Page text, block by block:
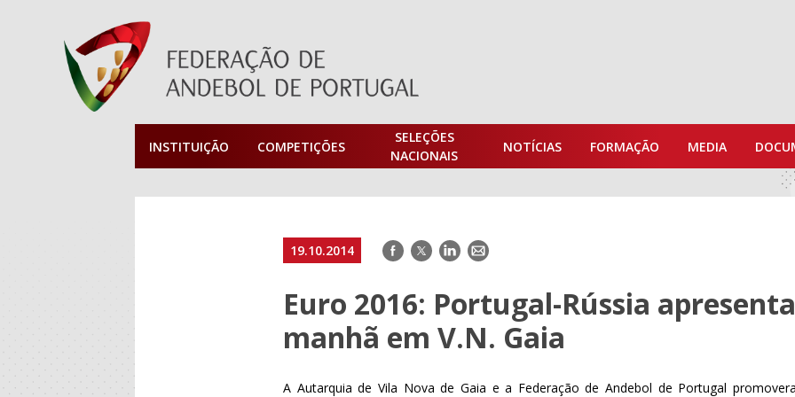
INSTITUIÇÃO COMPETIÇÕES
SELEÇÕES
NACIONAIS
NOTÍCIAS FORMAÇÃO MEDIA
19.10.2014 Facebook
TwitterLinkedIn
E-
Euro 2016: Portugal-Rússia
manhã em V.N. Gaia
A Autarquia de Vila Nova de Gaia e a Federação de Andebol de Portugal